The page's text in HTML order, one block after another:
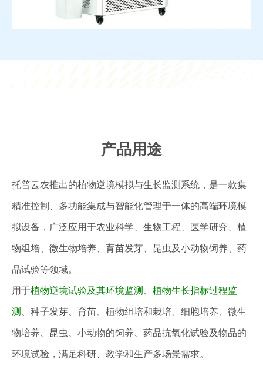
产品用途
托普云农推出的植物逆境模拟与生长监测系统，是一款集
精准控制、多功能集成与智能化管理于一体的高端环境模
拟设备，广泛应用于农业科学、生物工程、医学研究、植
物组培、微生物培养、育苗发芽、昆虫及小动物饲养、药
品试验等领域。
用于植物逆境试验及其环境监测、植物生长指标过程监
测、种子发芽、育苗、植物组培和栽培、细胞培养、微生
物培养、昆虫、小动物的饲养、药品抗氧化试验及物品的
环境试验，满足科研、教学和生产多场景需求。